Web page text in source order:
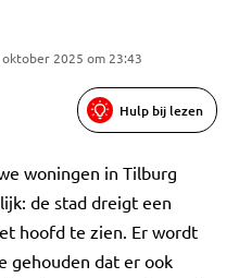
2025 om 23:43
Hulp bij lezen
woningen in Tilburg
de stad dreigt een
hoofd te zien. Er wordt
gehouden dat er ook